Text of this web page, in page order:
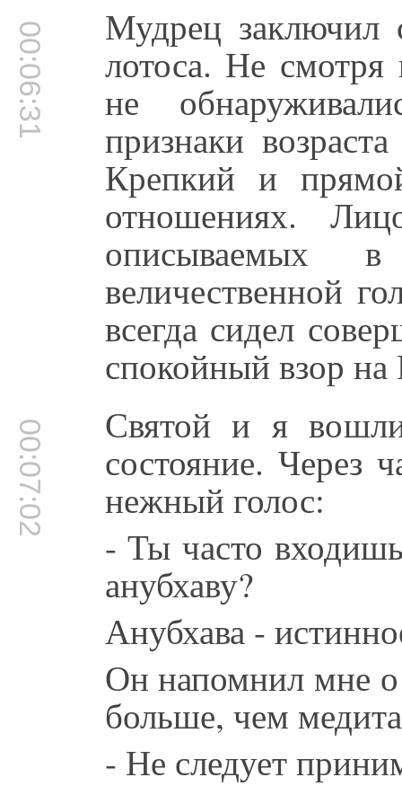
00:06:31 Мудрец заключил
лотоса. Не
не
признаки
Крепкий и
отношениях.
описываемых
величественной
всегда сидел
спокойный взор
00:07:02 Святой и я
состояние. Через
нежный голос:
- Ты часто
анубхаву?
Анубхава -
Он напомнил мне о
больше, чем
- Не следует